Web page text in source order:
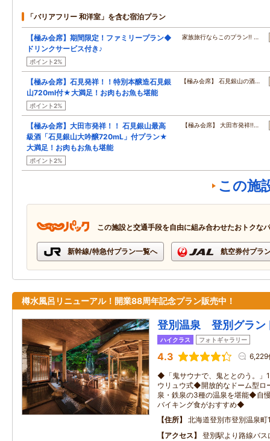
「バリアフリー 和洋室」を含む宿泊プラン
【極み会席】期間限定！ファミリープラン◆
ドリンクサービス付き♪
ポイント2%
家族旅行ならこのプラン!! …
【極み会席】石見発祥！！特別本醸造石見銀
山720ml付★大満足！お肉もお魚も堪能
ポイント2%
【極み会席】 石見銀山の酒…
【極み会席】大田市発祥！！ 石見銀山最高
級酒「石見銀山大吟醸720mL」付プラン★
大満足！お肉もお魚も堪能
ポイント2%
【極み会席】 大田市発祥!!…
この施
この施設と交通手段を自由に組み合わせたおトクな
新幹線/特急付プラン一覧へ 航空券付プラ
樽水風呂リニューアル！開業88周年記念プラン販売中！
登別温泉 登別グラン
ハイクラス フォトギャラリー
4.3 6,229
◆「鬼サウナで、鬼ととのう。」
ウリュウ式◆開放的なドーム型ロ
泉・鉄泉の3種の温泉を堪能◆自
バイキング食がおすすめ◆
住所
北海道登別市登別温泉町
アクセス
登別駅より路線バ